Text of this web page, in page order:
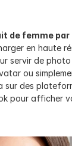
de femme par
en haute
servir de
ou
sur des
pour afficher